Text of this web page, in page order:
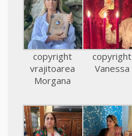
copyright
vrajitoarea
Morgana
copyright
Vanessa